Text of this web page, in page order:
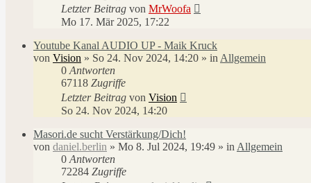
Letzter Beitrag von MrWoofa
Mo 17. Mär 2025, 17:22
Youtube Kanal AUDIO UP - Maik Kruck
von Vision » So 24. Nov 2024, 14:20 » in Allgemein
0 Antworten
67118 Zugriffe
Letzter Beitrag von Vision
So 24. Nov 2024, 14:20
Masori.de sucht Verstärkung/Dich!
von daniel.berlin » Mo 8. Jul 2024, 19:49 » in Allgemein
0 Antworten
72284 Zugriffe